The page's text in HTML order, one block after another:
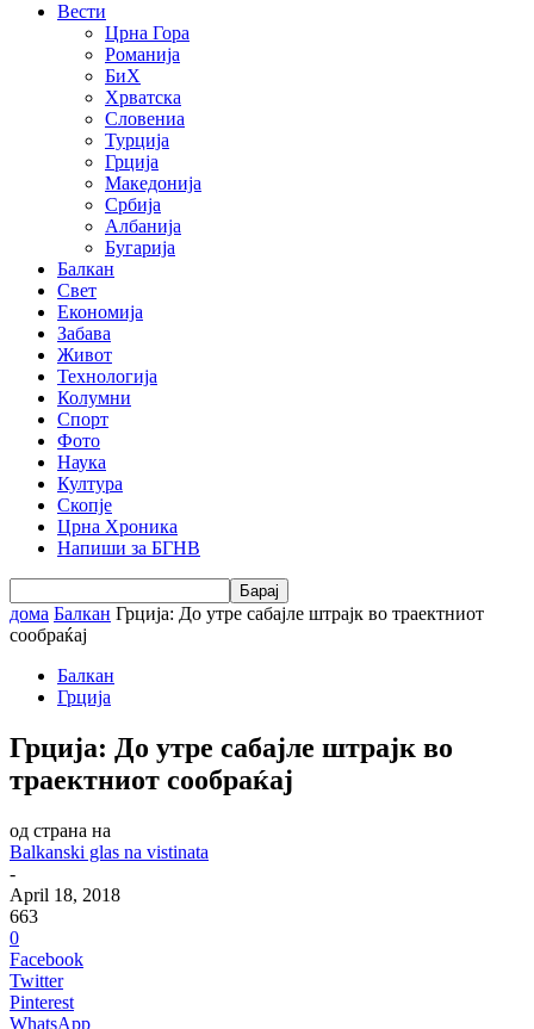
Вести
Црна Гора
Романија
БиХ
Хрватска
Словениа
Турција
Грција
Македонија
Србија
Албанија
Бугарија
Балкан
Свет
Економија
Забава
Живот
Технологија
Колумни
Спорт
Фото
Наука
Култура
Скопје
Црна Хроника
Напиши за БГНВ
дома Балкан Грција: До утре сабајле штрајк во траектниот
соoбраќај
Балкан
Грција
Грција: До утре сабајле штрајк во
траектниот соoбраќај
од страна на
Balkanski glas na vistinata
-
April 18, 2018
663
0
Facebook
Twitter
Pinterest
WhatsApp